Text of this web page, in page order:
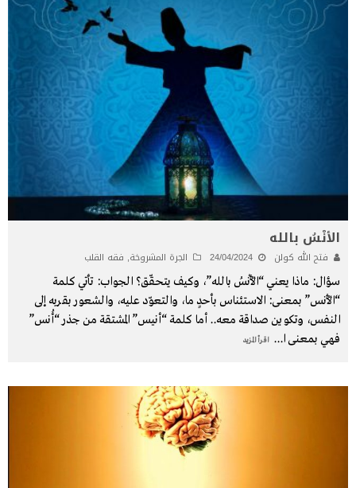
الأنْسُ بالله
فتح الله كولن 24/04/2024 الجرة المشروخة, فقه القلب
سؤال: ماذا يعني “الأُنْسُ بالله”، وكيف يتحقّق؟ الجواب: تأتي كلمة
“الأُنس” بمعنى: الاستئناس بأحدٍ ما، والتعوّد عليه، والشعور بقربه إلى
النفس، وتكوين صداقة معه.. أما كلمة “أنيس” المشتقة من جذر “أُنس”
فهي بمعنى ا... اقرأ المزيد